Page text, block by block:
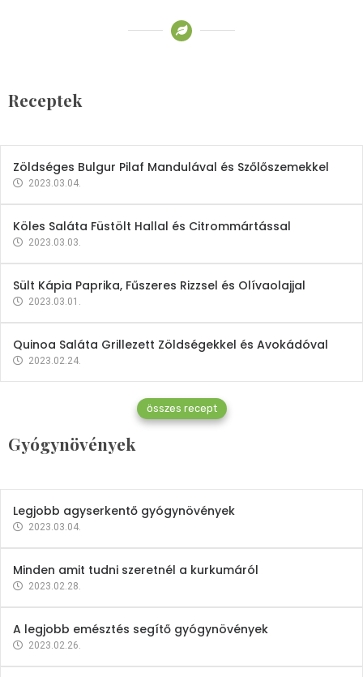
Receptek
2023.03.06.
Zöldséges Bulgur Pilaf Mandulával és Szőlőszemekkel
2023.03.04.
Köles Saláta Füstölt Hallal és Citrommártással
2023.03.03.
Sült Kápia Paprika, Fűszeres Rizzsel és Olívaolajjal
2023.03.01.
Quinoa Saláta Grillezett Zöldségekkel és Avokádóval
2023.02.24.
összes recept
Gyógynövények
Gyógynövények
Mindent a petrezselyemről
2023.12.21.
Legjobb agyserkentő gyógynövények
2023.03.04.
Minden amit tudni szeretnél a kurkumáról
2023.02.28.
A legjobb emésztés segítő gyógynövények
2023.02.26.